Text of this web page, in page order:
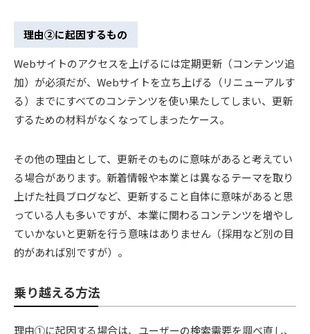
理由②に起因するもの
Webサイトのアクセスを上げるには定期更新（コンテンツ追
加）が必須だが、Webサイトを立ち上げる（リニューアルす
る）までにすべてのコンテンツを使い果たしてしまい、更新
するための材料がなくなってしまったケース。
その他の理由として、更新そのものに意味があると考えてい
る場合があります。新着情報や本業とは異なるテーマを取り
上げた社員ブログなど、更新すること自体に意味があると思
っている人も多いですが、本業に関わるコンテンツを増やし
ていかないと更新を行う意味はありません（採用など別の目
的があれば別ですが）。
乗り越える方法
理由①に起因する場合は、ユーザーの検索需要を調べ直し、